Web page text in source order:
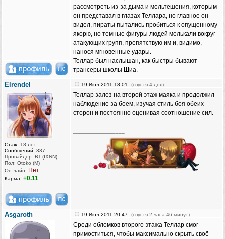
рассмотреть из-за дыма и мельтешения, которым
он представал в глазах Теллара, но главное он
видел, пираты пытались пробиться к опущенному
якорю, но темные фигуры людей мелькали вокруг
атакующих групп, препятствую им и, видимо,
нанося мгновенные удары.
Теллар был наслышан, как быстры бывают
трансеры школы Шиа.
Elrendel
Стаж: 18 лет
Сообщений: 337
Провайдер: ВТ (IXNN)
Пол: Otoko (M)
Он-лайн: Нет
Карма: +0.11
19-Июл-2011 18:01 (спустя 4 дня)
Теллар залез на второй этаж маяка и продолжил
наблюдение за боем, изучая стиль боя обеих
сторон и постоянно оценивая соотношение сил.
Asgaroth 19-Июл-2011 20:47 (спустя 2 часа 46 минут)
Среди обломков второго этажа Теллар смог
примоститься, чтобы максимально скрыть своё